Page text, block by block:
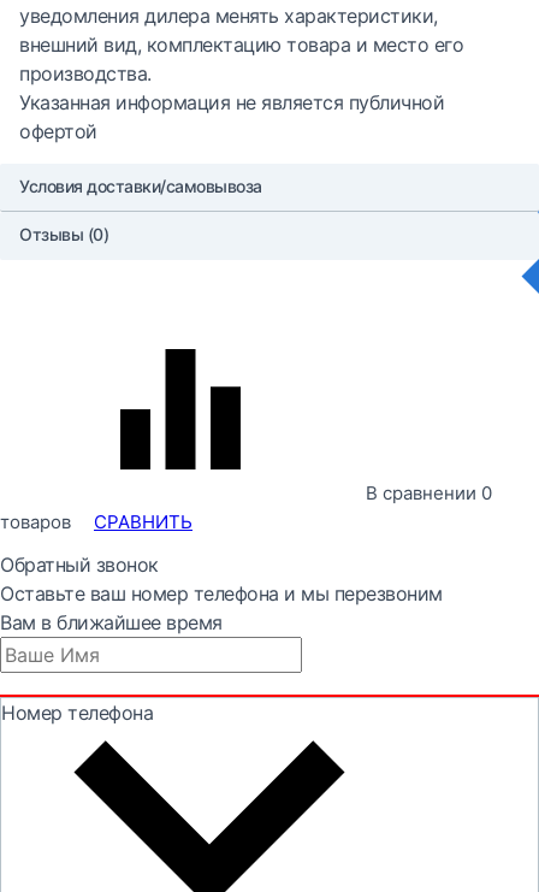
уведомления дилера менять характеристики,
внешний вид, комплектацию товара и место его
производства.
Указанная информация не является публичной
офертой
Условия доставки/самовывоза
Отзывы (0)
В сравнении 0
товаров
СРАВНИТЬ
Обратный звонок
Оставьте ваш номер телефона и мы перезвоним
Вам в ближайшее время
Номер телефона